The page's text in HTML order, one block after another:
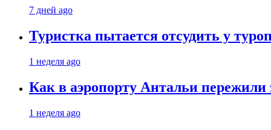
7 дней ago
Туристка пытается отсудить у
1 неделя ago
Как в аэропорту Антальи
1 неделя ago